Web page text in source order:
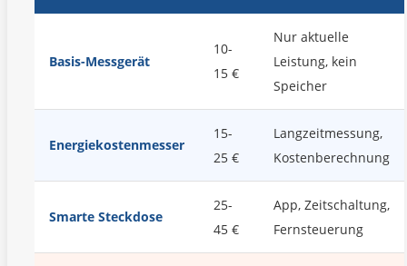
Basis-Messgerät
10-
15 €
Nur aktuelle
Leistung, kein
Speicher
Energiekostenmesser
15-
25 €
Langzeitmessung,
Kostenberechnung
Smarte Steckdose
25-
45 €
App, Zeitschaltung,
Fernsteuerung